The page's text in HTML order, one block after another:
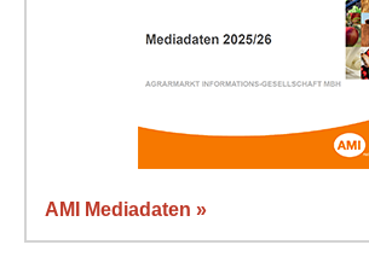
AMI Mediadaten »